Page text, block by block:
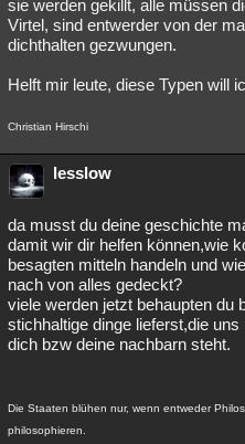
sie werden gekillt, alle müssen
Virtel, sind entwerder von der
dichthalten gezwungen.
Helft mir leute, diese Typen will
Christian Hirschi
lesslow
da musst du deine geschichte
damit wir dir helfen können,wie
besagten mitteln handeln und
nach von alles gedeckt?
viele werden jetzt behaupten du
stichhaltige dinge lieferst,die
dich bzw deine nachbarn steht.
Die Staaten blühen nur, wenn entweder
philosophieren.